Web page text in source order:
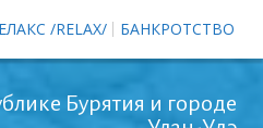
/RELAX/ БАНКРОТСТВО
Бурятия и городе